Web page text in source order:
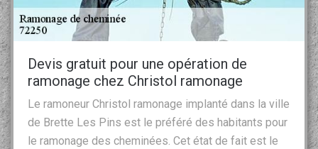
Devis gratuit pour une opération de
ramonage chez Christol ramonage
Le ramoneur Christol ramonage implanté dans la ville
de Brette Les Pins est le préféré des habitants pour
le ramonage des cheminées. Cet état de fait est le